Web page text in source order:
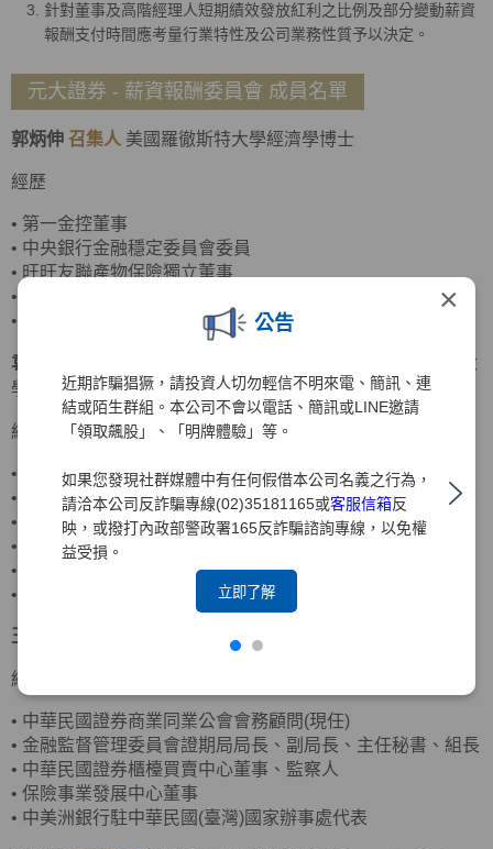
×
公告
近期詐騙猖獗，請投資人切勿輕信不明來電、簡訊、連
結或陌生群組。本公司不會以電話、簡訊或LINE邀請
「領取飆股」、「明牌體驗」等。
如果您發現社群媒體中有任何假借本公司名義之行為，
請洽本公司反詐騙專線(02)35181165或客服信箱反
映，或撥打內政部警政署165反詐騙諮詢專線，以免權
益受損。
立即了解
針對董事及高階經理人短期績效發放紅利之比例及部分變動薪資
報酬支付時間應考量行業特性及公司業務性質予以決定。
元大證券 - 薪資報酬委員會 成員名單
郭炳伸 召集人 美國羅徹斯特大學經濟學博士
經歷
• 第一金控董事
• 中央銀行金融穩定委員會委員
• 旺旺友聯產物保險獨立董事
•
•
袁惠兒
美國密蘇里大學會計碩士、美國南伊利諾大
學企管碩士
經歷
•
客思達-KY獨立董事
•
財團法人聖嚴教育基金會監察人
•
財團法人法鼓山佛教基金會監察人
•
資誠聯合會計師事務所合夥會計師
•
普華國際財務顧問(股)公司董事長
•
中華民國北市會計師公會理事
王詠心 政治大學企業管理碩士
經歷
• 中華民國證券商業同業公會會務顧問(現任)
• 金融監督管理委員會證期局局長、副局長、主任秘書、組長
• 中華民國證券櫃檯買賣中心董事、監察人
• 保險事業發展中心董事
• 中美洲銀行駐中華民國(臺灣)國家辦事處代表